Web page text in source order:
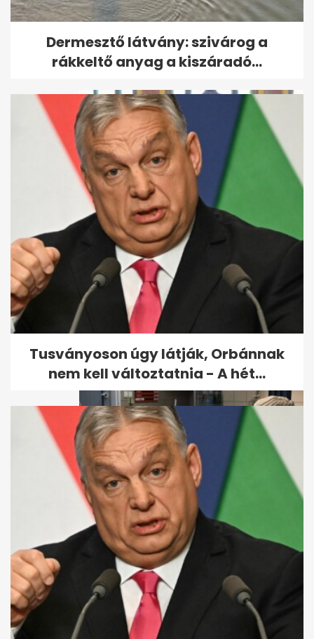
Halottá nyilvánították VV
Fannit
Megúszta az életfogytiglant
VV Fanni gyilkosa
15 éve nem látott
áremelkedéssel indul az év
Dermesztő látvány: szivárog a
rákkeltő anyag a kiszáradó...
Tusványoson úgy látják, Orbánnak
nem kell változtatnia - A hét...